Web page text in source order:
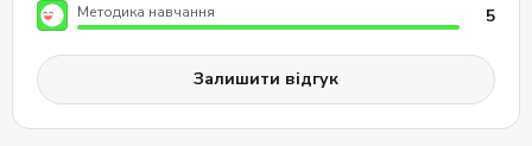
Методика навчання 5
Залишити відгук